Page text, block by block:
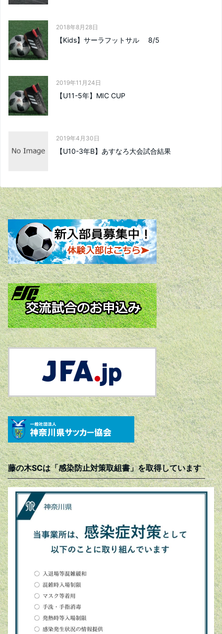
2018年8月28日
【Kids】サーラフットサル 8/5
2019年11月24日
【U11-5年】MIC CUP
2019年4月30日
【U10-3年B】あすなろ大会試合結果
藤の木SCは「感染防止対策取組書」を取得しています